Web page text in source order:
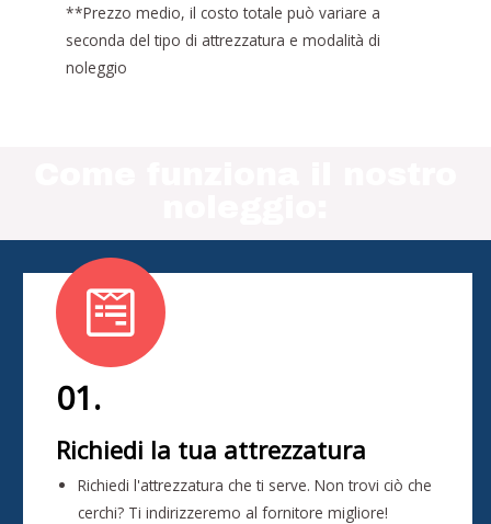
**Prezzo medio, il costo totale può variare a
seconda del tipo di attrezzatura e modalità di
noleggio
01.
Richiedi la tua attrezzatura
Richiedi l'attrezzatura che ti serve. Non trovi ciò che
cerchi? Ti indirizzeremo al fornitore migliore!